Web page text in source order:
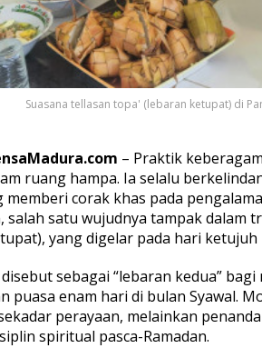
Suasana tellasan topa' (lebaran ketupat) di
– Praktik
ruang hampa. Ia selalu
memberi corak khas pada
salah satu wujudnya tampak dalam
yang digelar pada hari ketujuh
sebagai “lebaran kedua” bagi
puasa enam hari di bulan Syawal.
perayaan, melainkan penanda
spiritual pasca-Ramadan.